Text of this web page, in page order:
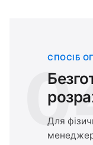
СПОСІБ
Для